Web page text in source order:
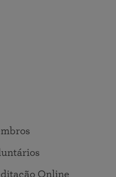
Online